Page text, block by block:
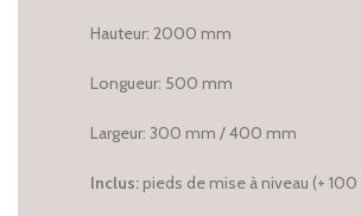
Hauteur: 2000 mm
Longueur: 500 mm
Largeur: 300 mm / 400 mm
Inclus:pieds de mise à niveau (+